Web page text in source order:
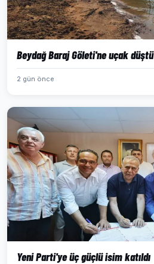
Beydağ Baraj Göleti'ne uçak düştü
2 gün önce
Yeni Parti'ye üç güçlü isim katıldı